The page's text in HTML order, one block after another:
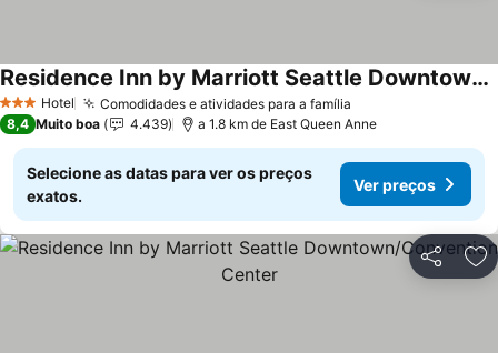
3 EstrelasHotel Comodidades e atividades para a família
Residence Inn by Marriott Seattle Downtown/Lake Union
8,4 Muito boa 4.439 a 1.8 km de East Queen Anne
Selecione as datas para ver os preços
exatos.
Ver preços
Partilhar